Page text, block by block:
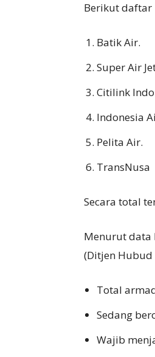
Berikut daftar
Batik Air.
Super Air
Citilink
Indonesia
Pelita Air.
TransNusa
Secara total
Menurut data
(Ditjen Hubud
Total
Sedang
Wajib